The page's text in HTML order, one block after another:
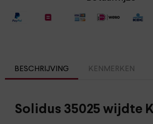
BESCHRIJVING KENMERKEN
Solidus 35025 wijdte